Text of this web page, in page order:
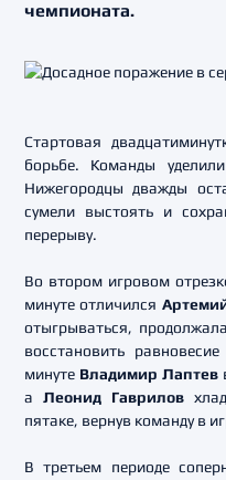
чемпионата.
Стартовая
борьбе. Команды
Нижегородцы дважды
сумели выстоять и
перерыву.
Во втором игровом
минуте отличился
отыгрываться,
восстановить
минуте Владимир Лаптев
а Леонид Гаврилов
пятаке, вернув команду в
В третьем периоде